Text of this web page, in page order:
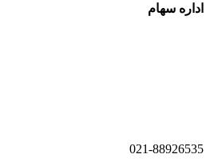
اداره سهام
021-88926535